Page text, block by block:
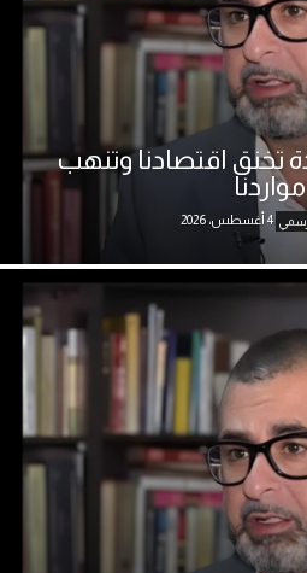
تخنق اقتصادنا وتنهب
مواردنا
4 أغسطس، 2026